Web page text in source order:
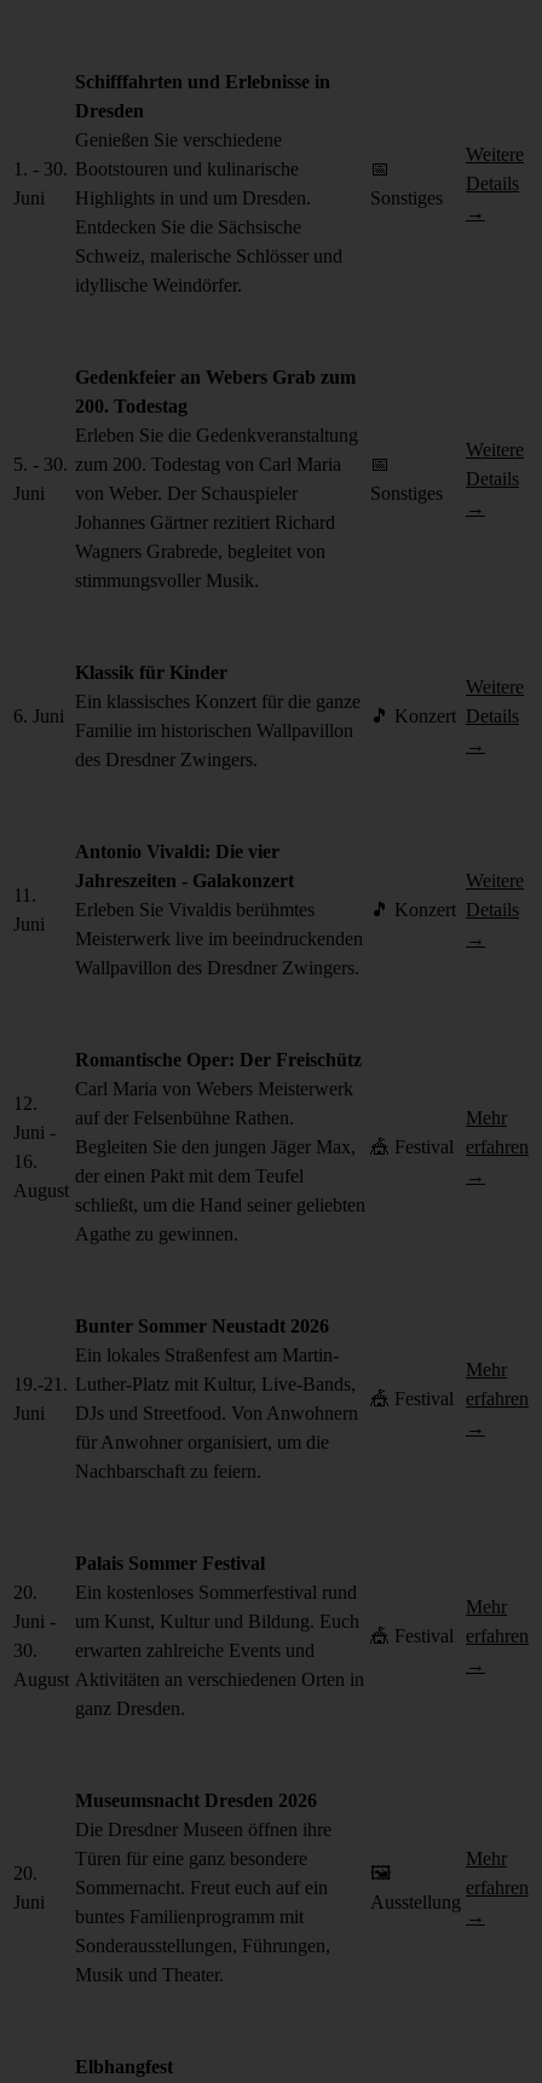
1. - 30.
Juni
Schifffahrten und Erlebnisse in
Dresden
Genießen Sie verschiedene
Bootstouren und kulinarische
Highlights in und um Dresden.
Entdecken Sie die Sächsische
Schweiz, malerische Schlösser und
idyllische Weindörfer.
📅
Sonstiges
Weitere
Details
→
5. - 30.
Juni
Gedenkfeier an Webers Grab zum
200. Todestag
Erleben Sie die Gedenkveranstaltung
zum 200. Todestag von Carl Maria
von Weber. Der Schauspieler
Johannes Gärtner rezitiert Richard
Wagners Grabrede, begleitet von
stimmungsvoller Musik.
📅
Sonstiges
Weitere
Details
→
6. Juni
Klassik für Kinder
Ein klassisches Konzert für die ganze
Familie im historischen Wallpavillon
des Dresdner Zwingers.
🎵 Konzert
Weitere
Details
→
11.
Juni
Antonio Vivaldi: Die vier
Jahreszeiten - Galakonzert
Erleben Sie Vivaldis berühmtes
Meisterwerk live im beeindruckenden
Wallpavillon des Dresdner Zwingers.
🎵 Konzert
Weitere
Details
→
12.
Juni -
16.
August
Romantische Oper: Der Freischütz
Carl Maria von Webers Meisterwerk
auf der Felsenbühne Rathen.
Begleiten Sie den jungen Jäger Max,
der einen Pakt mit dem Teufel
schließt, um die Hand seiner geliebten
Agathe zu gewinnen.
🎪 Festival
Mehr
erfahren
→
19.-21.
Juni
Bunter Sommer Neustadt 2026
Ein lokales Straßenfest am Martin-
Luther-Platz mit Kultur, Live-Bands,
DJs und Streetfood. Von Anwohnern
für Anwohner organisiert, um die
Nachbarschaft zu feiern.
🎪 Festival
Mehr
erfahren
→
20.
Juni -
30.
August
Palais Sommer Festival
Ein kostenloses Sommerfestival rund
um Kunst, Kultur und Bildung. Euch
erwarten zahlreiche Events und
Aktivitäten an verschiedenen Orten in
ganz Dresden.
🎪 Festival
Mehr
erfahren
→
20.
Juni
Museumsnacht Dresden 2026
Die Dresdner Museen öffnen ihre
Türen für eine ganz besondere
Sommernacht. Freut euch auf ein
buntes Familienprogramm mit
Sonderausstellungen, Führungen,
Musik und Theater.
🖼️
Ausstellung
Mehr
erfahren
→
Elbhangfest